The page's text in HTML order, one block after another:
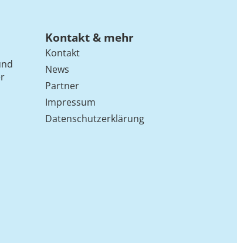
Kontakt & mehr
Kontakt
News
Partner
Impressum
Datenschutzerklärung